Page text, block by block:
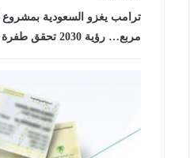
مربع… رؤية 2030 تحقق طفرة عالمية مذهلة!